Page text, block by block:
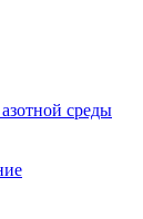
среды